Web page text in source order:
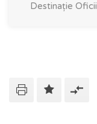
Destinație Oficii